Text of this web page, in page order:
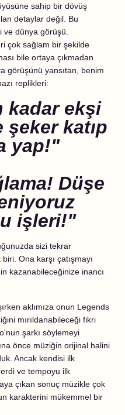
sahip bir dövüş
detaylar değil. Bu
dünya görüşü.
çok sağlam bir şekilde
bile ortaya çıkmadan
görüşünü yansıtan, benim
replikleri:
kadar ekşi
katıp
yap!"
Düşe
işleri!"
sizi tekrar
Ona karşı çatışmayı
kazanabileceğinize inancı
aklımıza onun Legends
mırıldanabileceği fikri
şarkı söylemeyi
önce müziğin orijinal halini
Ancak kendisi ilk
ve tempoyu ilk
çıkan sonuç müzikle çok
karakterini mükemmel bir